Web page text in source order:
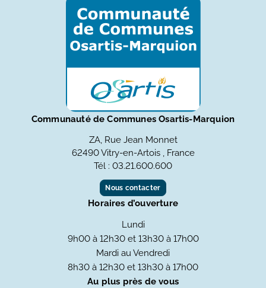
Communauté de Communes Osartis-Marquion
ZA, Rue Jean Monnet
62490 Vitry-en-Artois , France
Tél : 03.21.600.600
Nous contacter
Horaires d’ouverture
Lundi
9h00 à 12h30 et 13h30 à 17h00
Mardi au Vendredi
8h30 à 12h30 et 13h30 à 17h00
Au plus près de vous